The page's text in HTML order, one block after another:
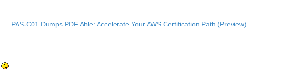
PAS-C01 Dumps PDF Able: Accelerate Your AWS Certification Path (Preview)